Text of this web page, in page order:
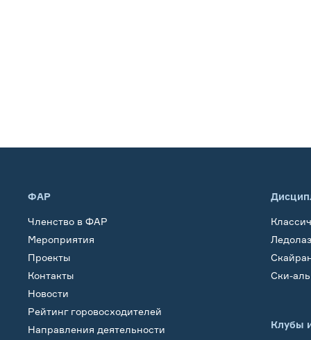
ФАР
Членство в ФАР
Мероприятия
Проекты
Контакты
Новости
Рейтинг горовосходителей
Направления деятельности
Ски-
Клубы